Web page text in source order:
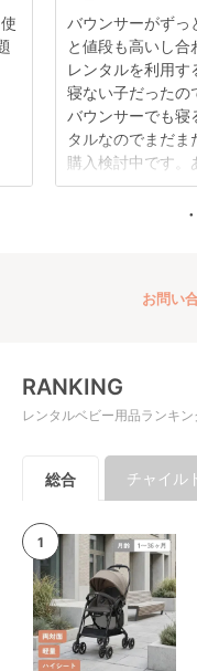
折りたたみ チャイル
ドシート ISOFIX チャ
イルドシート プッパ
プポ(PUPPAPUPO)
円 〜
バウンサーがずっ
と値段も高いし
レンタルを利用
寝ない子だったの
バウンサーでも寝
タルなのでまだま
購入検討中です。
お問い
RANKING
レンタルベビー用品ランキン
総合 チャイル